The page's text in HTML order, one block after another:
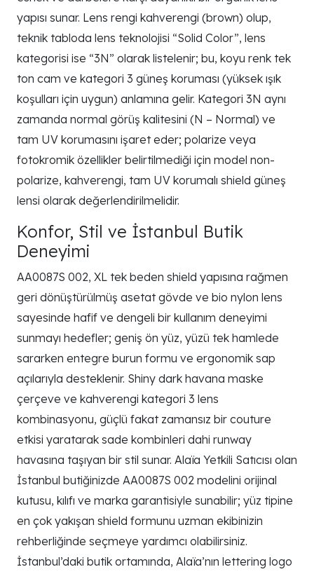
yapısı sunar. Lens rengi kahverengi (brown) olup,
teknik tabloda lens teknolojisi “Solid Color”, lens
kategorisi ise “3N” olarak listelenir; bu, koyu renk tek
ton cam ve kategori 3 güneş koruması (yüksek ışık
koşulları için uygun) anlamına gelir. Kategori 3N aynı
zamanda normal görüş kalitesini (N – Normal) ve
tam UV korumasını işaret eder; polarize veya
fotokromik özellikler belirtilmediği için model non-
polarize, kahverengi, tam UV korumalı shield güneş
lensi olarak değerlendirilmelidir.
Konfor, Stil ve İstanbul Butik
Deneyimi
AA0087S 002, XL tek beden shield yapısına rağmen
geri dönüştürülmüş asetat gövde ve bio nylon lens
sayesinde hafif ve dengeli bir kullanım deneyimi
sunmayı hedefler; geniş ön yüz, yüzü tek hamlede
sararken entegre burun formu ve ergonomik sap
açılarıyla desteklenir. Shiny dark havana maske
çerçeve ve kahverengi kategori 3 lens
kombinasyonu, güçlü fakat zamansız bir couture
etkisi yaratarak sade kombinleri dahi runway
havasına taşıyan bir stil sunar. Alaïa Yetkili Satıcısı olan
İstanbul butiğinizde AA0087S 002 modelini orijinal
kutusu, kılıfı ve marka garantisiyle sunabilir; yüz tipine
en çok yakışan shield formunu uzman ekibinizin
rehberliğinde seçmeye yardımcı olabilirsiniz.
İstanbul’daki butik ortamında, Alaïa’nın lettering logo